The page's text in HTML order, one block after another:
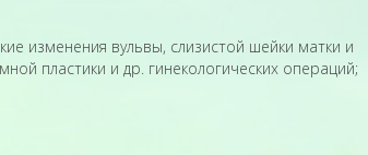
изменения вульвы, слизистой шейки матки и
пластики и др. гинекологических операций;